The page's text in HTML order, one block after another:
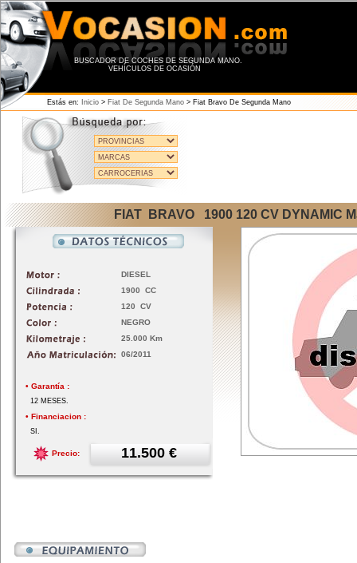
BUSCADOR DE COCHES DE SEGUNDA MANO.
VEHÍCULOS DE OCASIÓN
Estás en: Inicio > Fiat De Segunda Mano > Fiat Bravo De Segunda Mano
FIAT BRAVO 1900 120 CV DYNAMIC
DIESEL
1900 CC
120 CV
NEGRO
25.000 Km
06/2011
• Garantía :
12 MESES.
• Financiacion :
SI.
Precio: 11.500 €